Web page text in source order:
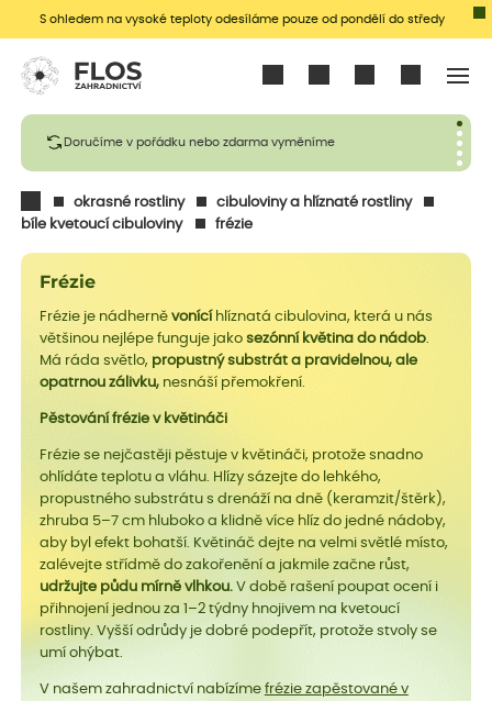
S ohledem na vysoké teploty odesíláme pouze od pondělí do středy
Doručíme v pořádku nebo zdarma vyměníme
okrasné rostliny
cibuloviny a hlíznaté rostliny
bíle kvetoucí cibuloviny
frézie
Frézie
Frézie je nádherně vonící hlíznatá cibulovina, která u nás
většinou nejlépe funguje jako sezónní květina do nádob.
Má ráda světlo, propustný substrát a pravidelnou, ale
opatrnou zálivku,nesnáší přemokření.
Pěstování frézie v květináči
Frézie se nejčastěji pěstuje v květináči, protože snadno
ohlídáte teplotu a vláhu. Hlízy sázejte do lehkého,
propustného substrátu s drenáží na dně (keramzit/štěrk),
zhruba 5–7 cm hluboko a klidně více hlíz do jedné nádoby,
aby byl efekt bohatší. Květináč dejte na velmi světlé místo,
zalévejte střídmě do zakořenění a jakmile začne růst,
udržujte půdu mírně vlhkou. V době rašení poupat ocení i
přihnojení jednou za 1–2 týdny hnojivem na kvetoucí
rostliny. Vyšší odrůdy je dobré podepřít, protože stvoly se
umí ohýbat.
V našem zahradnictví nabízíme frézie zapěstované v